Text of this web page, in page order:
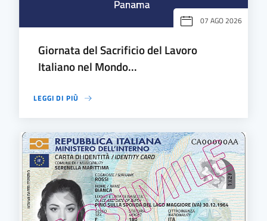
07 AGO 2026
Giornata del Sacrificio del Lavoro
Italiano nel Mondo...
LEGGI DI PIÙ